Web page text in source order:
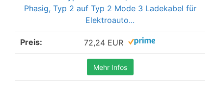
Phasig, Typ 2 auf Typ 2 Mode 3 Ladekabel für
Elektroauto...
72,24 EUR
Mehr Infos